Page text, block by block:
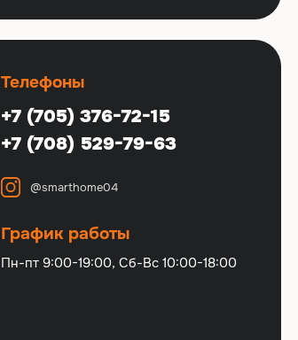
Телефоны
+7 (705) 376-72-15
+7 (708) 529-79-63
@smarthome04
График работы
Пн-пт 9:00-19:00, Сб-Вс 10:00-18:00